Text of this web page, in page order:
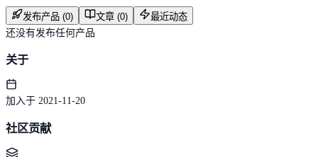
发布产品 (0) 文章 (0)
最近动态
还没有发布任何产品
关于
加入于 2021-11-20
社区贡献